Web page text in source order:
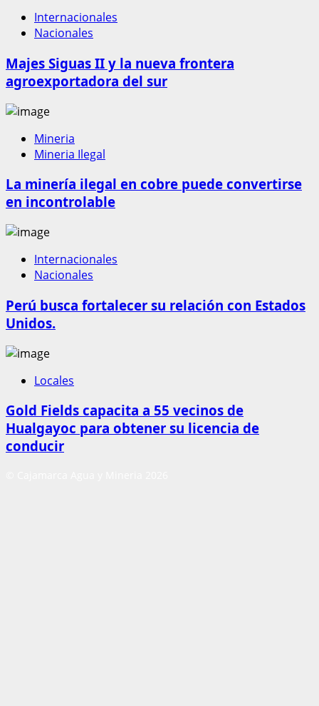
Internacionales
Nacionales
Majes Siguas II y la nueva frontera
agroexportadora del sur
Mineria
Mineria Ilegal
La minería ilegal en cobre puede convertirse
en incontrolable
Internacionales
Nacionales
Perú busca fortalecer su relación con Estados
Unidos.
Locales
Gold Fields capacita a 55 vecinos de
Hualgayoc para obtener su licencia de
conducir